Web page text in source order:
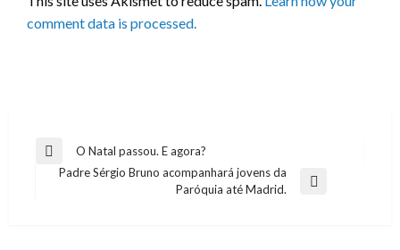
comment data is processed.
Navegação
PreviousO Natal passou. E agora?
Padre Sérgio Bruno acompanhará jovens da
Paróquia até Madrid.